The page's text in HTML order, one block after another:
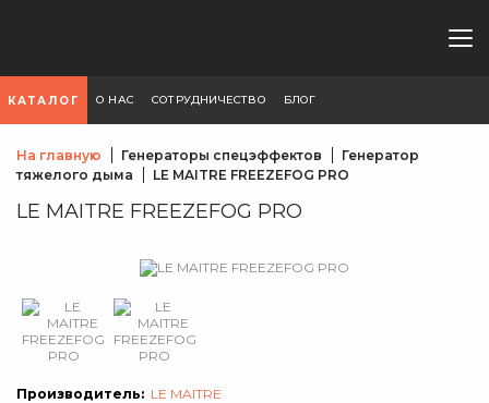
КАТАЛОГ О НАС СОТРУДНИЧЕСТВО БЛОГ
На главную Генераторы спецэффектов
Генератор
тяжелого дыма
LE MAITRE FREEZEFOG PRO
LE MAITRE FREEZEFOG PRO
Производитель: LE MAITRE